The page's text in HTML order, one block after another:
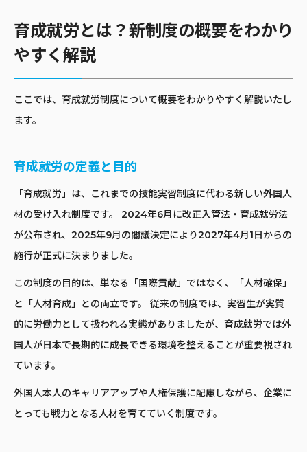
育成就労とは？新制度の概要をわかり
やすく解説
ここでは、育成就労制度について概要をわかりやすく解説いたし
ます。
育成就労の定義と目的
「育成就労」は、これまでの技能実習制度に代わる新しい外国人
材の受け入れ制度です。 2024年6月に改正入管法・育成就労法
が公布され、2025年9月の閣議決定により2027年4月1日からの
施行が正式に決まりました。
この制度の目的は、単なる「国際貢献」ではなく、「人材確保」
と「人材育成」との両立です。 従来の制度では、実習生が実質
的に労働力として扱われる実態がありましたが、育成就労では外
国人が日本で長期的に成長できる環境を整えることが重要視され
ています。
外国人本人のキャリアアップや人権保護に配慮しながら、企業に
とっても戦力となる人材を育てていく制度です。